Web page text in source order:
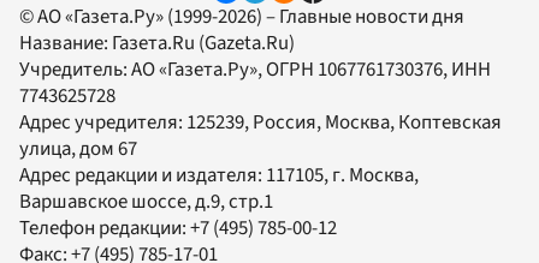
© АО «Газета.Ру» (1999-2026) – Главные новости дня
Название: Газета.Ru (Gazeta.Ru)
Учредитель:АО «Газета.Ру», ОГРН 1067761730376, ИНН
7743625728
Адрес учредителя: 125239, Россия, Москва, Коптевская
улица, дом 67
Адрес редакции и издателя: 117105, г. Москва,
Варшавское шоссе, д.9, стр.1
Телефон редакции:+7 (495) 785-00-12
Факс:+7 (495) 785-17-01